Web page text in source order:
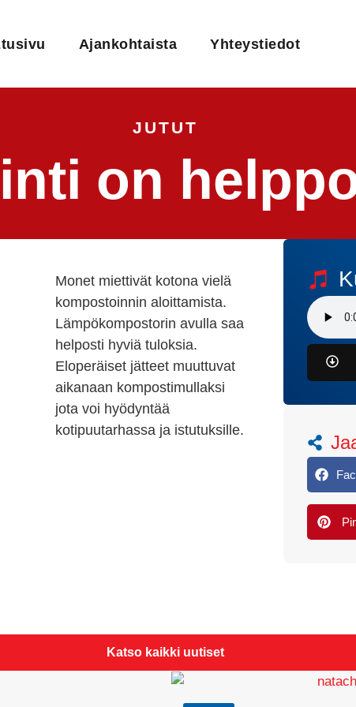
Ajankohtaista Yhteystiedot
JUTUT
on
Monet miettivät kotona vielä
kompostoinnin aloittamista.
Lämpökompostorin avulla saa
helposti hyviä tuloksia.
Eloperäiset jätteet muuttuvat
aikanaan kompostimullaksi
jota voi hyödyntää
kotipuutarhassa ja istutuksille.
Katso kaikki uutiset